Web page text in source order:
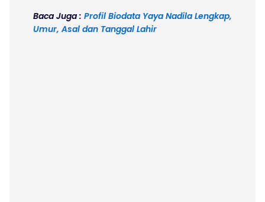
Baca Juga : Profil Biodata Yaya Nadila Lengkap,
Umur, Asal dan Tanggal Lahir